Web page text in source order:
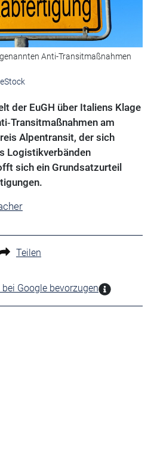
Anti-Transitmaßnahmen
der EuGH über Italiens Klage
am
Alpentransit, der sich
Logistikverbänden
sich ein Grundsatzurteil
Teilen
Google bevorzugen